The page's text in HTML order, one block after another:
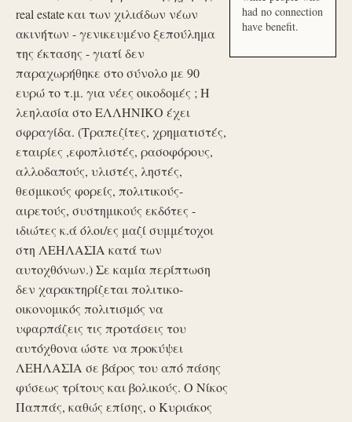
real estate και των χιλιάδων νέων
ακινήτων - γενικευμένο ξεπούλημα
της έκτασης - γιατί δεν
παραχωρήθηκε στο σύνολο με 90
ευρώ το τ.μ. για νέες οικοδομές ; Η
λεηλασία στο ΕΛΛΗΝΙΚΟ έχει
σφραγίδα. (Τραπεζίτες, χρηματιστές,
εταιρίες ,εφοπλιστές, ρασοφόρους,
αλλοδαπούς, υλιστές, ληστές,
θεσμικούς φορείς, πολιτικούς-
αιρετούς, συστημικούς εκδότες -
ιδιώτες κ.ά όλοι/ες μαζί συμμέτοχοι
στη ΛΕΗΛΑΣΙΑ κατά των
αυτοχθόνων.) Σε καμία περίπτωση
δεν χαρακτηρίζεται πολιτικο-
οικονομικός πολιτισμός να
υφαρπάζεις τις προτάσεις του
αυτόχθονα ώστε να προκύψει
ΛΕΗΛΑΣΙΑ σε βάρος του από πάσης
φύσεως τρίτους και βολικούς. Ο Νίκος
Παππάς, καθώς επίσης, ο Κυριάκος
had no connection
have benefit.